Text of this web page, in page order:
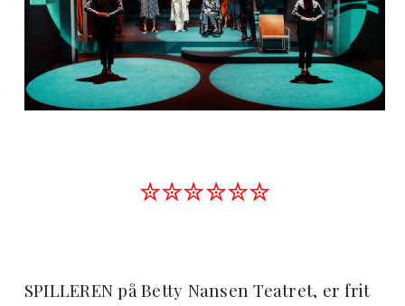
✮✮✮✮✮✮
SPILLEREN på Betty Nansen Teatret, er frit